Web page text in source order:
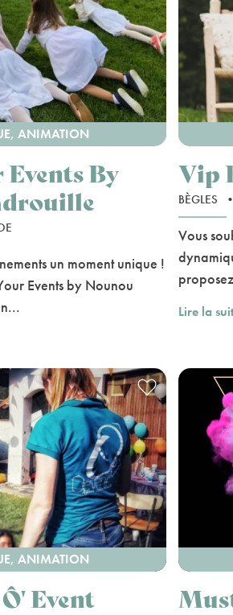
ANIMATION
By
un moment unique !
Events by Nounou
Vip
BÈGLES
Vous
Lire la
ANIMATION
Event